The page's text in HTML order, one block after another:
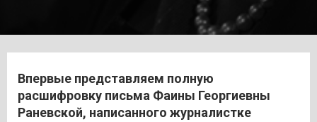
Впервые представляем полную
расшифровку письма Фаины Георгиевны
Раневской, написанного журналистке